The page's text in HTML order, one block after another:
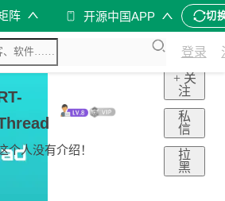
阵 开源中国APP 切
登录
个人没有介绍！
+ 关
注
私
信
拉
黑